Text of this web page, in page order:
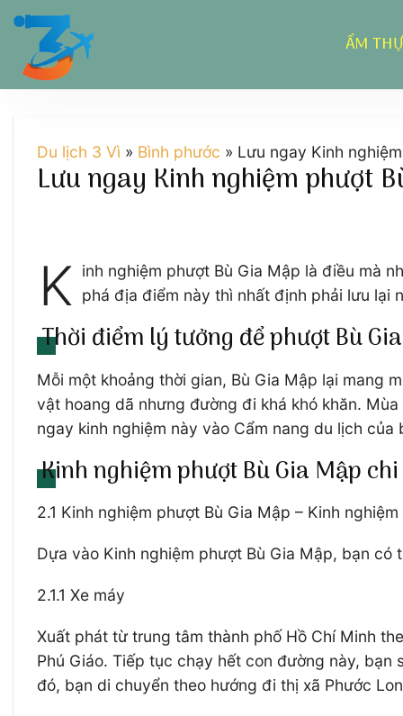
Chuyển
dung
ẨM
Du lịch 3 Vì » Bình phước » Lưu ngay Kinh
Lưu ngay Kinh nghiệm phượt
K inh nghiệm phượt Bù Gia Mập là điều mà
phá địa điểm này thì nhất định phải lưu lại
Thời điểm lý tưởng để phượt Bù
Mỗi một khoảng thời gian, Bù Gia Mập lại mang
vật hoang dã nhưng đường đi khá khó khăn.
ngay kinh nghiệm này vào Cẩm nang du lịch của
Kinh nghiệm phượt Bù Gia Mập
2.1 Kinh nghiệm phượt Bù Gia Mập – Kinh
Dựa vào Kinh nghiệm phượt Bù Gia Mập, bạn
2.1.1 Xe máy
Xuất phát từ trung tâm thành phố Hồ Chí Minh
Phú Giáo. Tiếp tục chạy hết con đường này,
đó, bạn di chuyển theo hướng đi thị xã Phước